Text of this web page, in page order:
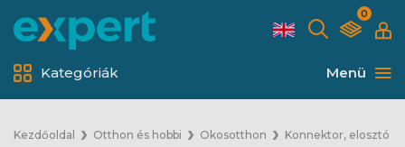
0
Menü
Kategóriák
Kezdőoldal Otthon és hobbi Okosotthon Konnektor, elosztó